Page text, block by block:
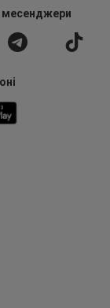
месенджери